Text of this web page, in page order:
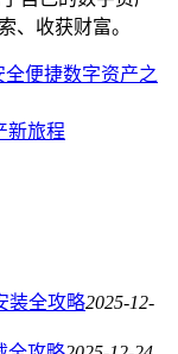
、收获财富。
便捷数字资产之
新旅程
装全攻略2025-12-